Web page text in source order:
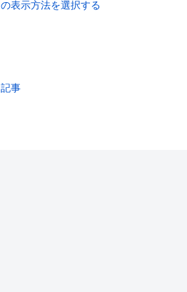
表示方法を選択する
事